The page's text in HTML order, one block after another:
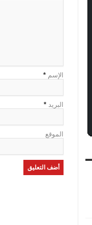
الإسم *
البريد *
الموقع